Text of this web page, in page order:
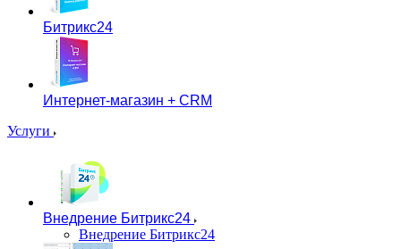
Битрикс24
Интернет-магазин + CRM
Услуги
Внедрение Битрикс24
Внедрение Битрикс24